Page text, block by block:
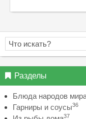
Разделы
Блюда народов
Гарниры и соусы36
37